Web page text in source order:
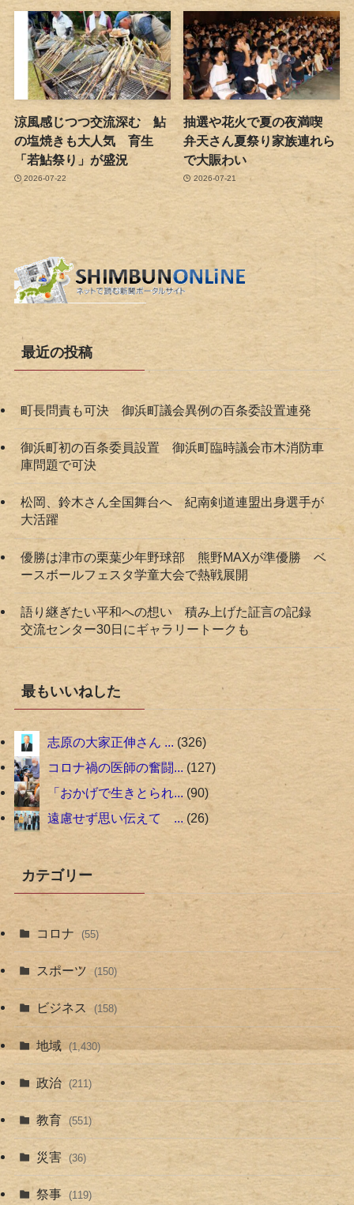
涼風感じつつ交流深む 鮎
の塩焼きも大人気 育生
「若鮎祭り」が盛況
2026-07-22
抽選や花火で夏の夜満喫
弁天さん夏祭り家族連れら
で大賑わい
2026-07-21
最近の投稿
町長問責も可決 御浜町議会異例の百条委設置連発
御浜町初の百条委員設置 御浜町臨時議会市木消防車
庫問題で可決
松岡、鈴木さん全国舞台へ 紀南剣道連盟出身選手が
大活躍
優勝は津市の栗葉少年野球部 熊野MAXが準優勝 ベ
ースボールフェスタ学童大会で熱戦展開
語り継ぎたい平和への想い 積み上げた証言の記録
交流センター30日にギャラリートークも
最もいいねした
志原の大家正伸さん ... 326
コロナ禍の医師の奮闘... 127
「おかげで生きとられ... 90
遠慮せず思い伝えて ... 26
カテゴリー
コロナ (55)
スポーツ (150)
ビジネス (158)
地域 (1,430)
政治 (211)
教育 (551)
災害 (36)
祭事 (119)